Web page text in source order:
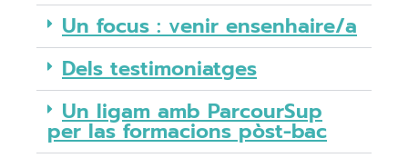
Un focus : venir ensenhaire/a
Dels testimoniatges
Un ligam amb ParcourSup
per las formacions pòst-bac